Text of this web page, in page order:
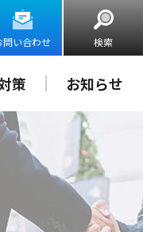
問い合わせ 検索
策 お知らせ